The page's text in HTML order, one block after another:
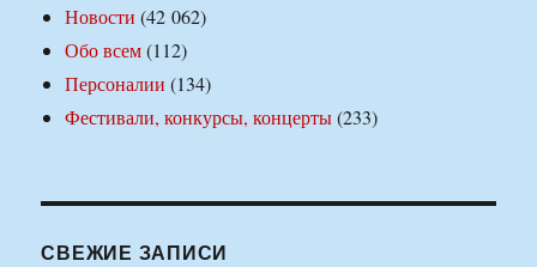
Новости (42 062)
Обо всем(112)
Персоналии (134)
Фестивали, конкурсы, концерты(233)
СВЕЖИЕ ЗАПИСИ